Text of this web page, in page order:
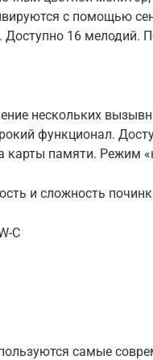
с помощью
Доступно 16 мелодий.
нескольких
функционал.
памяти. Режим
и сложность
C
самые